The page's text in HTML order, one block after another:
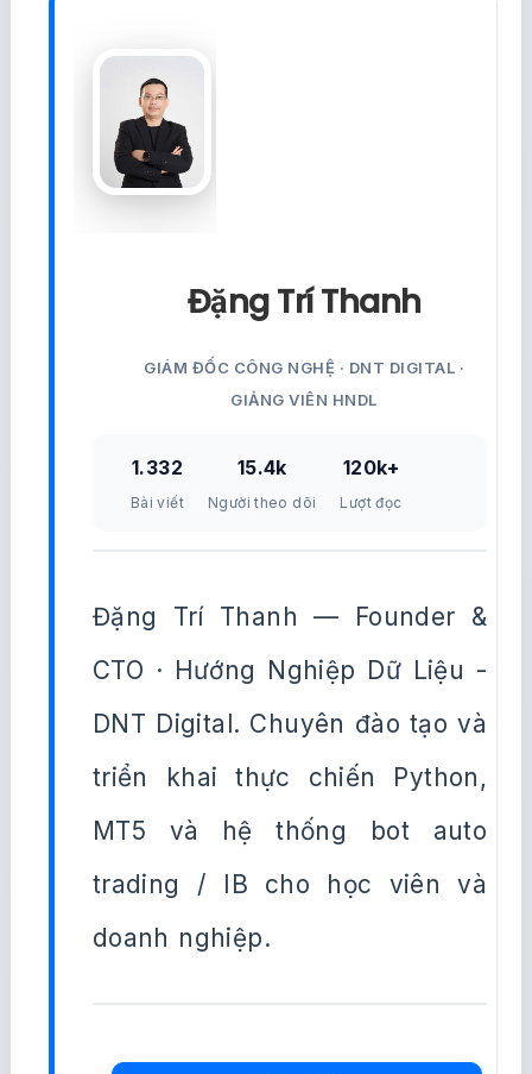
Đặng Trí Thanh
GIÁM ĐỐC CÔNG NGHỆ · DNT DIGITAL ·
GIẢNG VIÊN HNDL
1.332
Bài viết
15.4k
Người theo dõi
120k+
Lượt đọc
Đặng Trí Thanh — Founder &
CTO · Hướng Nghiệp Dữ Liệu -
DNT Digital. Chuyên đào tạo và
triển khai thực chiến Python,
MT5 và hệ thống bot auto
trading / IB cho học viên và
doanh nghiệp.